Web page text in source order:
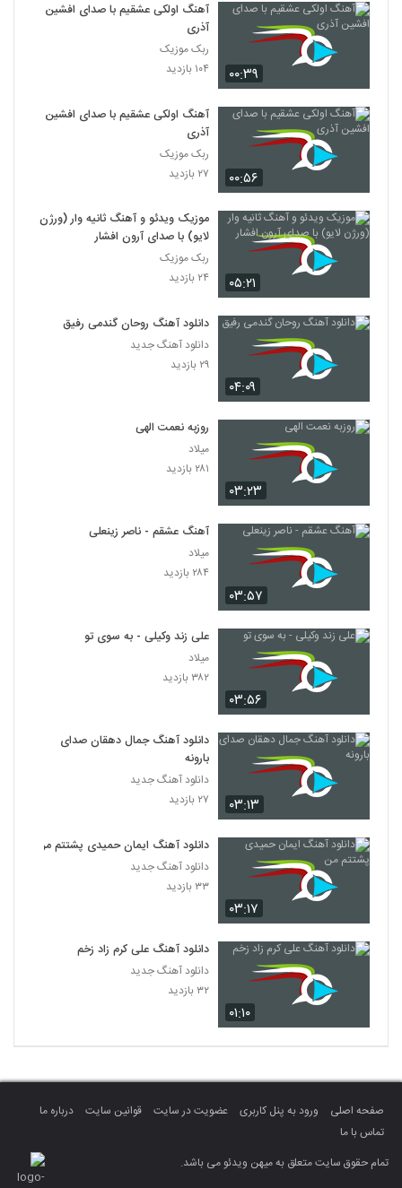
۰۰:۳۹
آهنگ اولکی عشقیم با صدای افشین
آذری
ربک موزیک
۱۰۴ بازدید
۰۰:۵۶
آهنگ اولکی عشقیم با صدای افشین
آذری
ربک موزیک
۲۷ بازدید
۰۵:۲۱
موزیک ویدئو و آهنگ ثانیه وار (ورژن
لایو) با صدای آرون افشار
ربک موزیک
۲۴ بازدید
۰۴:۰۹
دانلود آهنگ روحان گندمی رفیق
دانلود آهنگ جدید
۲۹ بازدید
۰۳:۲۳
روزبه نعمت الهی
میلاد
۲۸۱ بازدید
۰۳:۵۷
آهنگ عشقم - ناصر زینعلی
میلاد
۲۸۴ بازدید
۰۳:۵۶
علی زند وکیلی - به سوی تو
میلاد
۳۸۲ بازدید
۰۳:۱۳
دانلود آهنگ جمال دهقان صدای
بارونه
دانلود آهنگ جدید
۲۷ بازدید
۰۳:۱۷
دانلود آهنگ ایمان حمیدی پشتتم من
دانلود آهنگ جدید
۳۳ بازدید
۰۱:۱۰
دانلود آهنگ علی کرم زاد زخم
دانلود آهنگ جدید
۳۲ بازدید
صفحه اصلی ورود به پنل کاربری عضویت در سایت قوانین سایت
درباره ما
تماس با ما
تمام حقوق سایت متعلق به میهن ویدئو می باشد.